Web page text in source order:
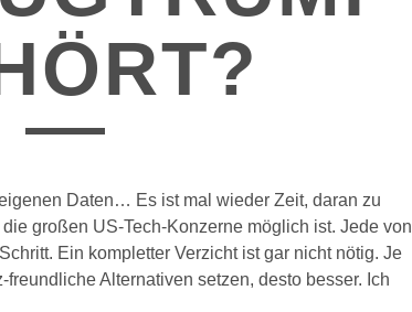
Daten… Es ist mal wieder Zeit, daran zu
großen US-Tech-Konzerne möglich ist. Jede von
Ein kompletter Verzicht ist gar nicht nötig. Je
Alternativen setzen, desto besser. Ich